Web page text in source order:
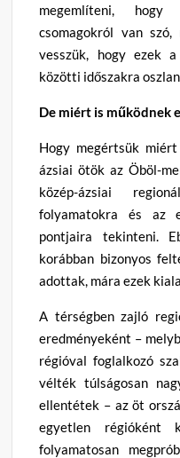
megemlíteni, hogy
csomagokról van
vesszük, hogy ezek
közötti időszakra
De miért is működnek
Hogy megértsük
ázsiai ötök az Öböl-
közép-ázsiai
folyamatokra és az
pontjaira tekinteni.
korábban bizonyos
adottak, mára ezek
A térségben zajló
eredményeként –
régióval foglalkozó
vélték túlságosan
ellentétek – az öt
egyetlen régióként
folyamatosan